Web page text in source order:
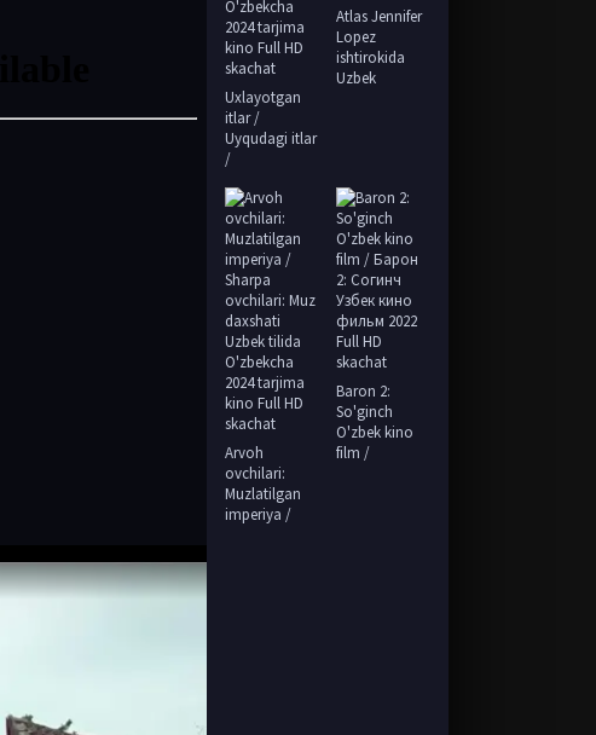
Uxlayotgan
itlar /
Uyqudagi itlar
/
Atlas Jennifer
Lopez
ishtirokida
Uzbek
Arvoh
ovchilari:
Muzlatilgan
imperiya /
Baron 2:
So'ginch
O'zbek kino
film /